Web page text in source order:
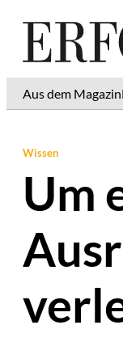
Aus dem Magazin
Wissen
Um